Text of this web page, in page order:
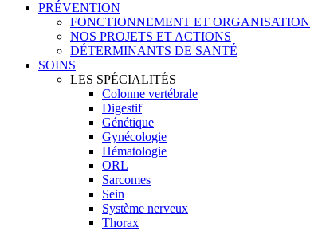
PRÉVENTION
FONCTIONNEMENT ET ORGANISATION
NOS PROJETS ET ACTIONS
DÉTERMINANTS DE SANTÉ
SOINS
LES SPÉCIALITÉS
Colonne vertébrale
Digestif
Génétique
Gynécologie
Hématologie
ORL
Sarcomes
Sein
Système nerveux
Thorax